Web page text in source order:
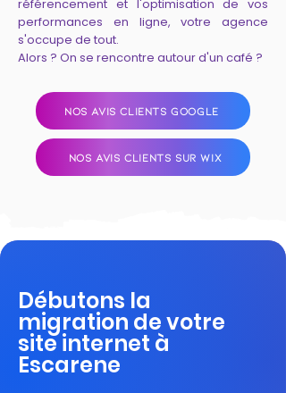
référencement et l'optimisation de vos
performances en ligne, votre agence
s'occupe de tout.
Alors ? On se rencontre autour d'un café ?
NOS AVIS CLIENTS GOOGLE
NOS AVIS CLIENTS SUR WIX
Débutons la
migration de votre
site internet à
Escarene